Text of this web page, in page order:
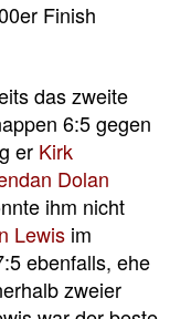
Finish
das zweite
6:5 gegen
er Kirk
Dolan
ihm nicht
Lewis im
ebenfalls, ehe
zweier